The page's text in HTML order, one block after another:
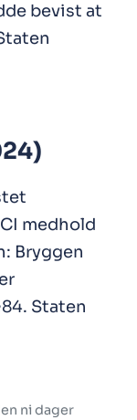
bevist at
medhold
Bryggen
Staten
ni dager